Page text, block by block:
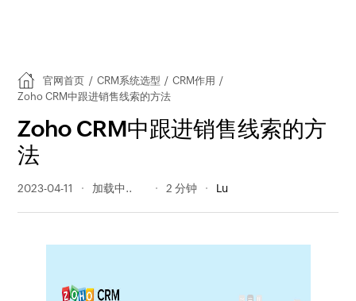
官网首页 / CRM系统选型 / CRM作用 /
Zoho CRM中跟进销售线索的方法
Zoho CRM中跟进销售线索的方
法
2023-04-11 370 阅读量 2 分钟 Lu